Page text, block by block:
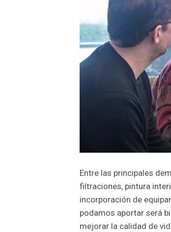
Entre las principales
filtraciones, pintura
incorporación de
podamos aportar será
mejorar la calidad de